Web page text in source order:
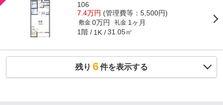
106
7.4万円 (管理費等：5,500円)
敷金 0万円 礼金 1ヶ月
1階 1K 31.05㎡
残り 6件を表示する